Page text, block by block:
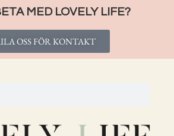
MED LOVELY LIFE?
OSS FÖR KONTAKT